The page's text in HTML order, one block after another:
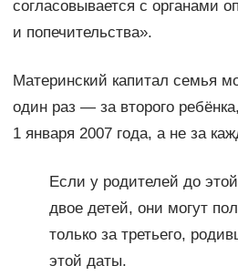
согласовывается с органами
и попечительства».
Материнский капитал семья
один раз — за второго
1 января 2007 года, а не за
Если у родителей до
двое детей, они могут
только за третьего,
этой даты.